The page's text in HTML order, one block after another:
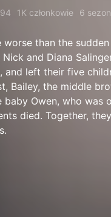
1K członkowie 6
worse than the
and Diana
and left their five
Bailey, the middle
baby Owen, who was
died. Together,